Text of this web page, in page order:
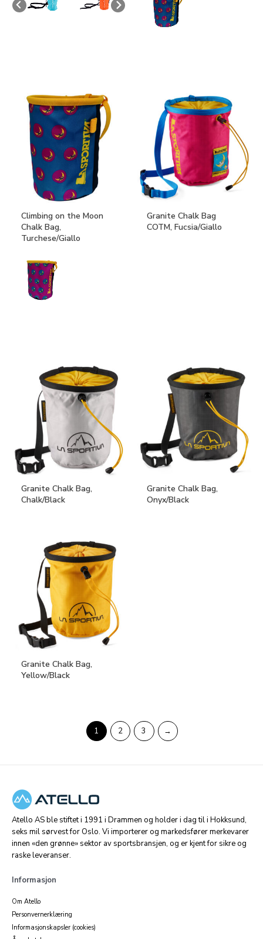
Climbing on the Moon
Chalk Bag,
Turchese/Giallo
Granite Chalk Bag
COTM, Fucsia/Giallo
Granite Chalk Bag,
Chalk/Black
Granite Chalk Bag,
Onyx/Black
Granite Chalk Bag,
Yellow/Black
1 2 3 →
Atello AS ble stiftet i 1991 i Drammen og holder i dag til i Hokksund,
seks mil sørvest for Oslo. Vi importerer og markedsfører merkevarer
innen «den grønne» sektor av sportsbransjen, og er kjent for sikre og
raske leveranser.
Informasjon
Om Atello
Personvernerklæring
Informasjonskapsler (cookies)